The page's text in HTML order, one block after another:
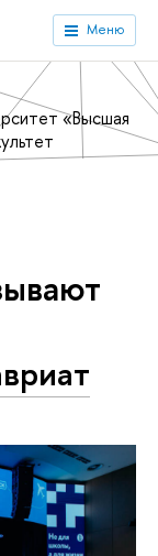
Меню
«Высшая